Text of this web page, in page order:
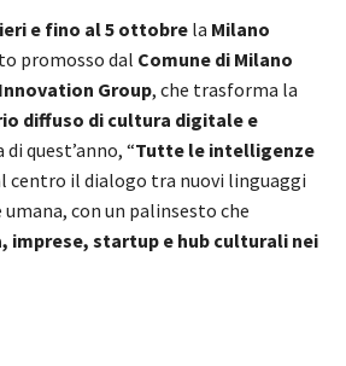
e fino al 5 ottobrela Milano
promosso dal Comune di Milano
Group, che trasforma la
diffuso di cultura digitale e
quest’anno, “Tutte le intelligenze
centro il dialogo tra nuovi linguaggi
con un palinsesto che
imprese, startup e hub culturali nei